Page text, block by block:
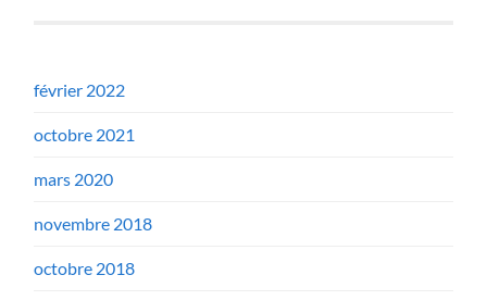
février 2022
octobre 2021
mars 2020
novembre 2018
octobre 2018